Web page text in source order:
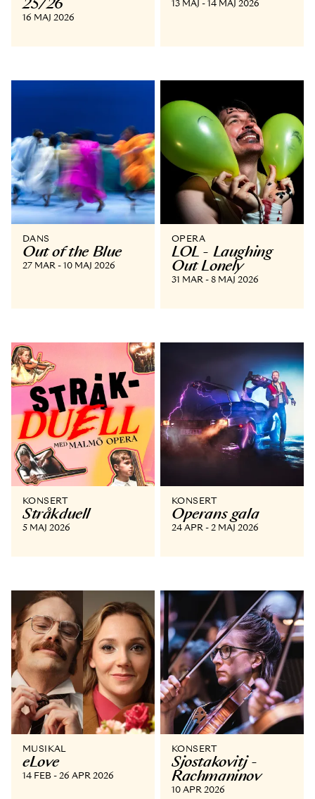
25/26
16 MAJ 2026
13 MAJ - 14 MAJ 2026
DANS
Out of the Blue
27 MAR - 10 MAJ 2026
OPERA
LOL - Laughing
Out Lonely
31 MAR - 8 MAJ 2026
KONSERT
Stråkduell
5 MAJ 2026
KONSERT
Operans gala
24 APR - 2 MAJ 2026
MUSIKAL
eLove
14 FEB - 26 APR 2026
KONSERT
Sjostakovitj -
Rachmaninov
10 APR 2026